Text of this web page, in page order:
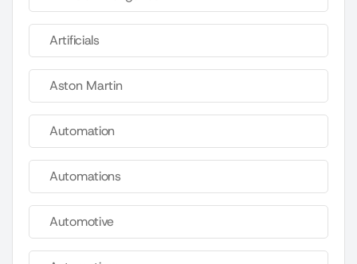
Artificials
Aston Martin
Automation
Automations
Automotive